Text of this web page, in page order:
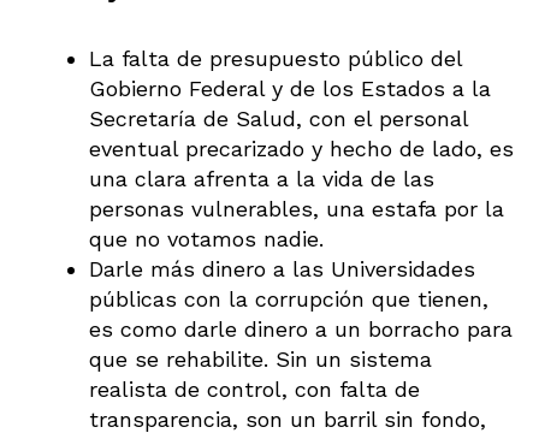
La falta de presupuesto público del
Gobierno Federal y de los Estados a la
Secretaría de Salud, con el personal
eventual precarizado y hecho de lado, es
una clara afrenta a la vida de las
personas vulnerables, una estafa por la
que no votamos nadie.
Darle más dinero a las Universidades
públicas con la corrupción que tienen,
es como darle dinero a un borracho para
que se rehabilite. Sin un sistema
realista de control, con falta de
transparencia, son un barril sin fondo,